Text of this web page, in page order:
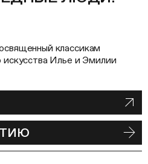
классикам
искусства Илье и Эмилии